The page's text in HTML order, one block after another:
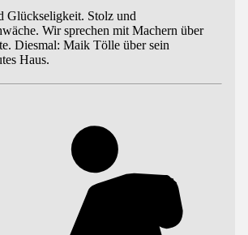
Glückseligkeit. Stolz und
Wir sprechen mit Machern über
Diesmal: Maik Tölle über sein
Haus.